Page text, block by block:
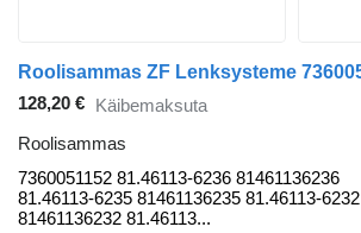
128,20 € Käibemaksuta
Roolisammas
7360051152 81.46113-6236 81461136236
81.46113-6235 81461136235 81.46113-6232
81461136232 81.46113...